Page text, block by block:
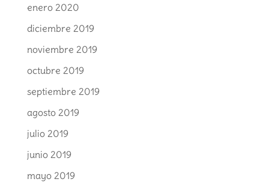
enero 2020
diciembre 2019
noviembre 2019
octubre 2019
septiembre 2019
agosto 2019
julio 2019
junio 2019
mayo 2019